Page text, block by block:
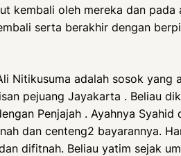
kembali oleh mereka dan pada
serta berakhir dengan
Nitikusuma adalah sosok yang
pejuang Jayakarta . Beliau
Penjajah . Ayahnya Syahid
dan centeng2 bayarannya.
difitnah. Beliau yatim sejak